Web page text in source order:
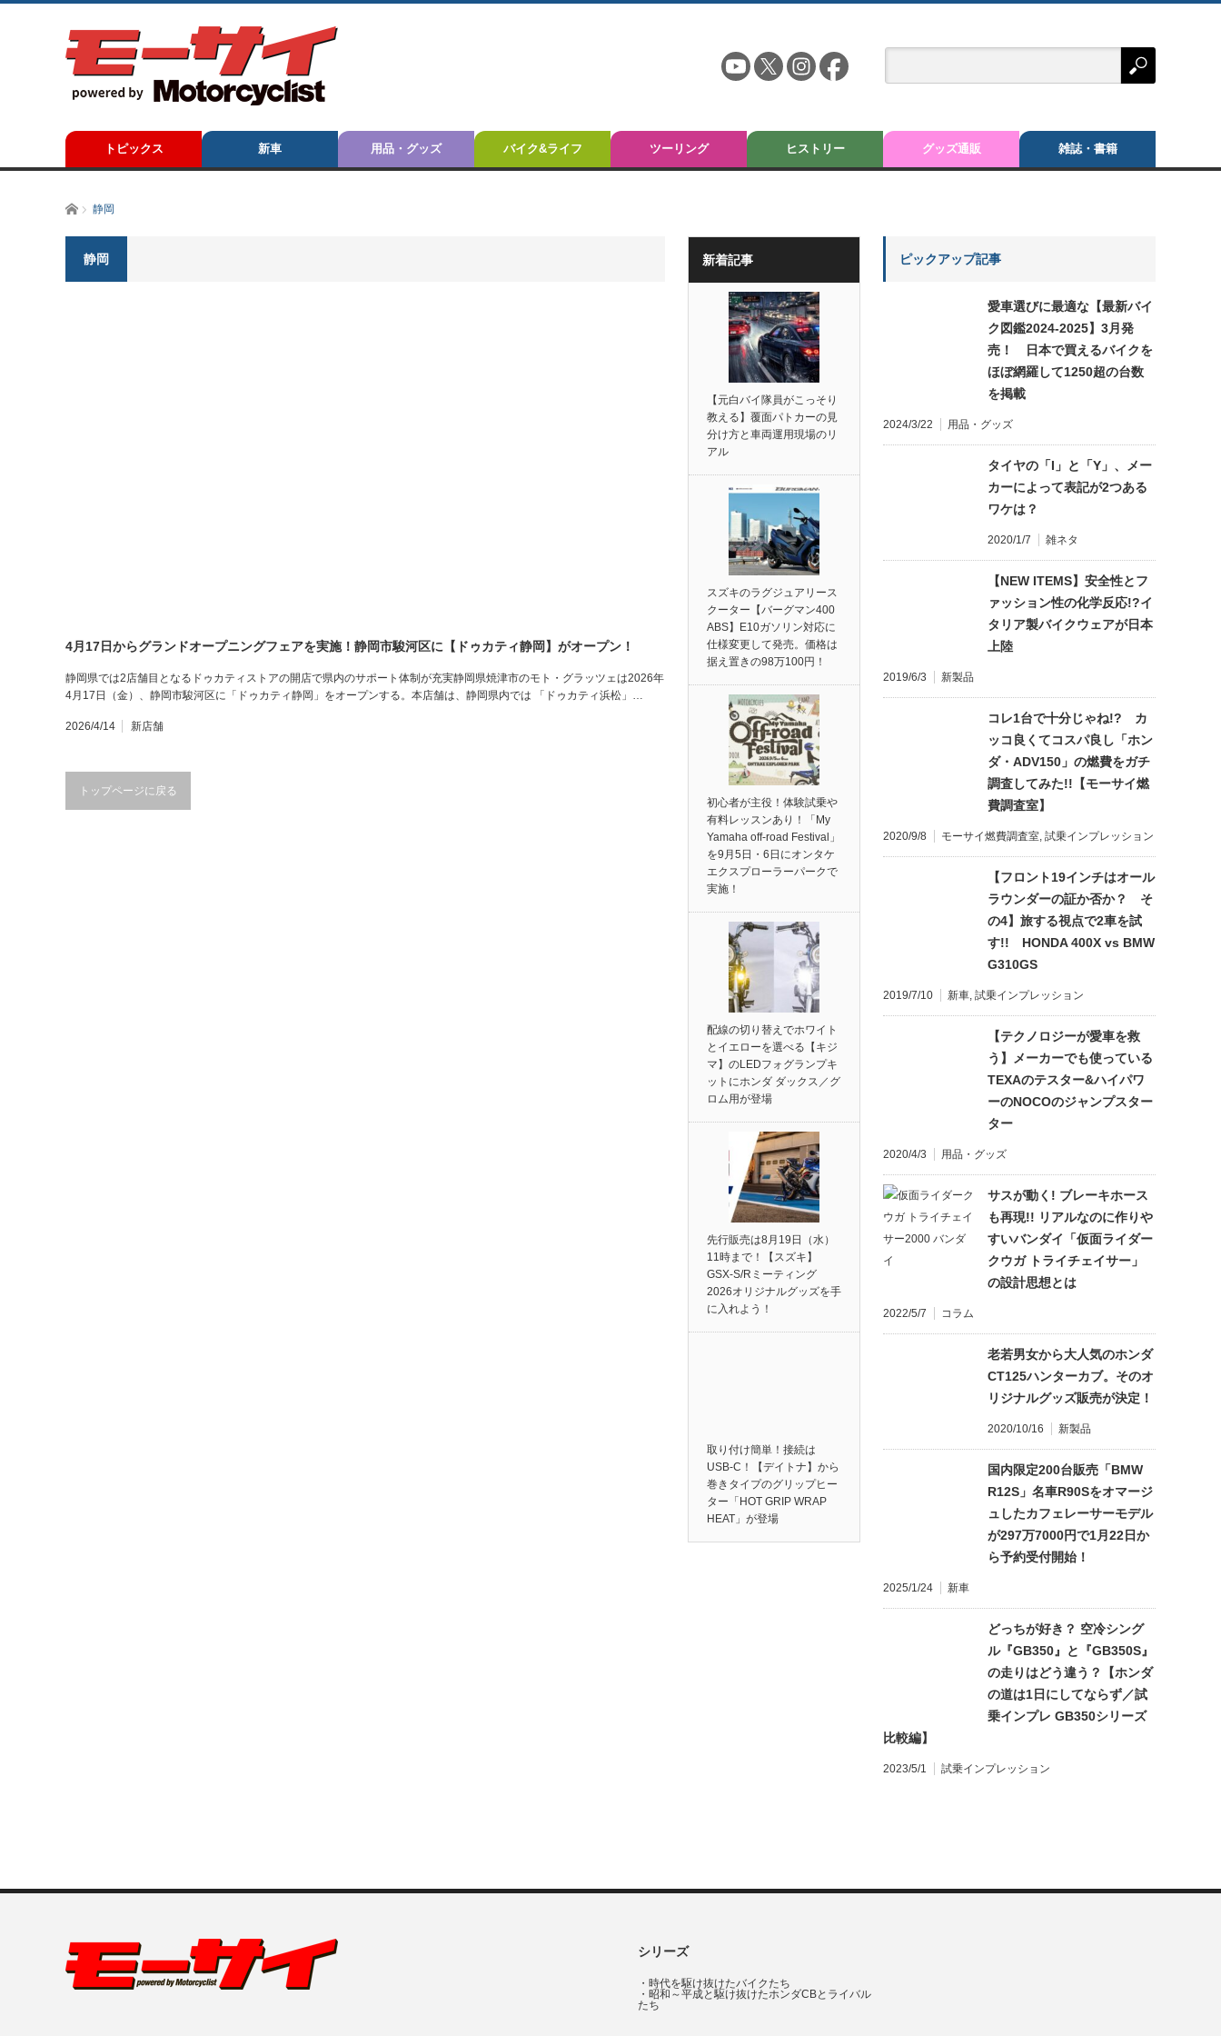
トピックス 新車 用品・グッズ バイク&ライフ ツーリング ヒストリー グッズ通販 雑誌・書籍
ホーム静岡
静岡
4月17日からグランドオープニングフェアを実施！静岡市駿河区に【ドゥカティ静岡】がオープン！
静岡県では2店舗目となるドゥカティストアの開店で県内のサポート体制が充実静岡県焼津市のモト・グラッツェは2026年
4月17日（金）、静岡市駿河区に「ドゥカティ静岡」をオープンする。本店舗は、静岡県内では 「ドゥカティ浜松」…
2026/4/14 新店舗
トップページに戻る
新着記事
【元白バイ隊員がこっそり
教える】覆面パトカーの見
分け方と車両運用現場のリ
アル
スズキのラグジュアリース
クーター【バーグマン400
ABS】E10ガソリン対応に
仕様変更して発売。価格は
据え置きの98万100円！
初心者が主役！体験試乗や
有料レッスンあり！「My
Yamaha off-road Festival」
を9月5日・6日にオンタケ
エクスプローラーパークで
実施！
配線の切り替えでホワイト
とイエローを選べる【キジ
マ】のLEDフォグランプキ
ットにホンダ ダックス／グ
ロム用が登場
先行販売は8月19日（水）
11時まで！【スズキ】
GSX-S/Rミーティング
2026オリジナルグッズを手
に入れよう！
取り付け簡単！接続は
USB-C！【デイトナ】から
巻きタイプのグリップヒー
ター「HOT GRIP WRAP
HEAT」が登場
ピックアップ記事
愛車選びに最適な【最新バイ
ク図鑑2024-2025】3月発
売！ 日本で買えるバイクを
ほぼ網羅して1250超の台数
を掲載
2024/3/22 用品・グッズ
タイヤの「I」と「Y」、メー
カーによって表記が2つある
ワケは？
2020/1/7 雑ネタ
【NEW ITEMS】安全性とフ
ァッション性の化学反応!?イ
タリア製バイクウェアが日本
上陸
2019/6/3 新製品
コレ1台で十分じゃね!? カ
ッコ良くてコスパ良し「ホン
ダ・ADV150」の燃費をガチ
調査してみた!!【モーサイ燃
費調査室】
2020/9/8 モーサイ燃費調査室, 試乗インプレッション
【フロント19インチはオール
ラウンダーの証か否か？ そ
の4】旅する視点で2車を試
す!! HONDA 400X vs BMW
G310GS
2019/7/10 新車, 試乗インプレッション
【テクノロジーが愛車を救
う】メーカーでも使っている
TEXAのテスター&ハイパワ
ーのNOCOのジャンプスター
ター
2020/4/3 用品・グッズ
サスが動く! ブレーキホース
も再現!! リアルなのに作りや
すいバンダイ「仮面ライダー
クウガ トライチェイサー」
の設計思想とは
2022/5/7 コラム
老若男女から大人気のホンダ
CT125ハンターカブ。そのオ
リジナルグッズ販売が決定！
2020/10/16 新製品
国内限定200台販売「BMW
R12S」名車R90Sをオマージ
ュしたカフェレーサーモデル
が297万7000円で1月22日か
ら予約受付開始！
2025/1/24 新車
どっちが好き？ 空冷シング
ル『GB350』と『GB350S』
の走りはどう違う？【ホンダ
の道は1日にしてならず／試
乗インプレ GB350シリーズ
比較編】
2023/5/1 試乗インプレッション
シリーズ
・ 時代を駆け抜けたバイクたち
・ 昭和～平成と駆け抜けたホンダCBとライバル
たち